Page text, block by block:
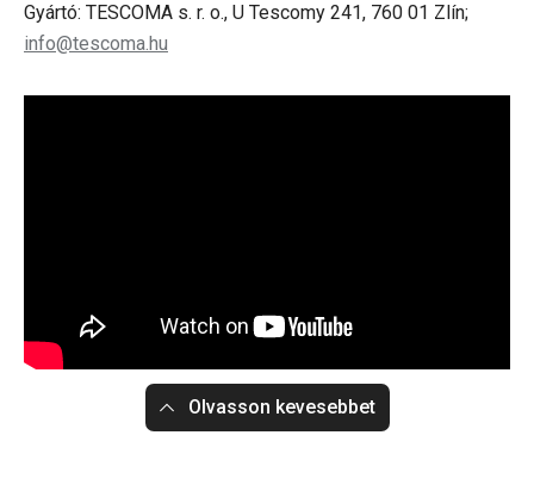
Gyártó: TESCOMA s. r. o., U Tescomy 241, 760 01 Zlín;
info@tescoma.hu
Olvasson kevesebbet